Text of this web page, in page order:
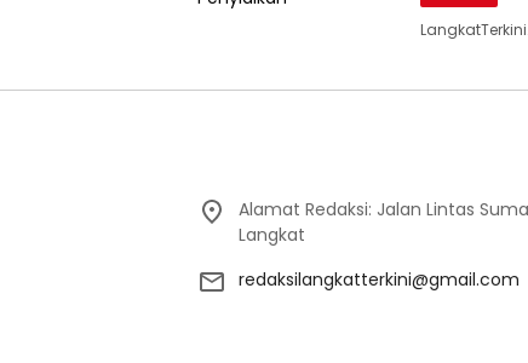
Alamat Redaksi: Jalan Lintas
Langkat
redaksilangkatterkini@gmail.com